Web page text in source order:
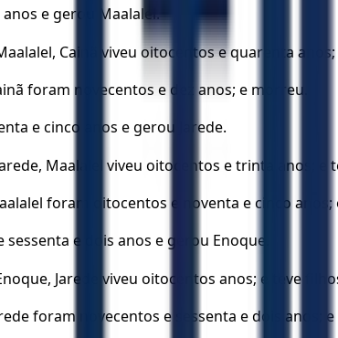
anos e gerou Maalalel.
Cainã viveu oitocentos e quarenta anos;
foram novecentos e dez anos; e morreu.
e cinco anos e gerou Jarede.
Maalalel viveu oitocentos e trinta anos; e
foram oitocentos e noventa e cinco
sessenta e dois anos e gerou Enoque.
Jarede viveu oitocentos anos; e teve
foram novecentos e sessenta e dois anos;